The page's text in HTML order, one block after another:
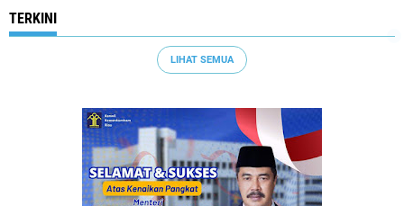
TERKINI
LIHAT SEMUA